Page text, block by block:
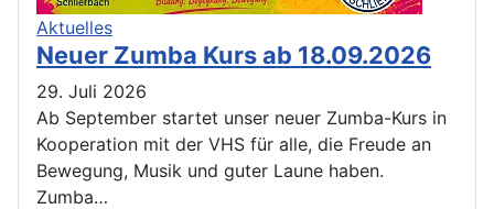
Aktuelles
Neuer Zumba Kurs ab 18.09.2026
29. Juli 2026
Ab September startet unser neuer Zumba-Kurs in
Kooperation mit der VHS für alle, die Freude an
Bewegung, Musik und guter Laune haben.
Zumba…